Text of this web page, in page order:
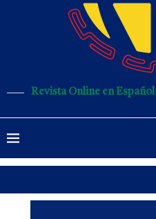
Revista Online en